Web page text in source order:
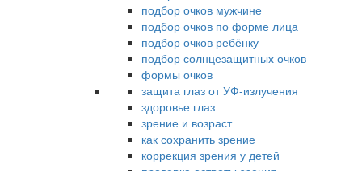
подбор очков мужчине
подбор очков по форме лица
подбор очков ребёнку
подбор солнцезащитных очков
формы очков
защита глаз от УФ-излучения
здоровье глаз
зрение и возраст
как сохранить зрение
коррекция зрения у детей